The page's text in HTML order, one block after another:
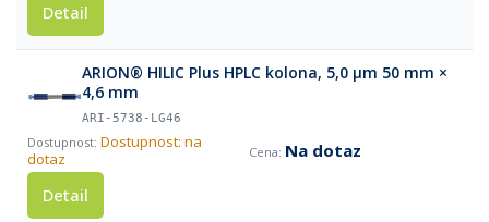
Detail
ARION® HILIC Plus HPLC kolona, 5,0 µm 50 mm ×
4,6 mm
ARI-5738-LG46
Dostupnost: na
dotaz
Na dotaz
Detail